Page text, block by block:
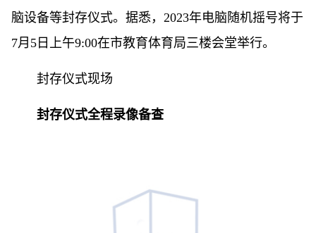
脑设备等封存仪式。据悉，2023年电脑随机摇号将于
7月5日上午9:00在市教育体育局三楼会堂举行。
封存仪式现场
封存仪式全程录像备查